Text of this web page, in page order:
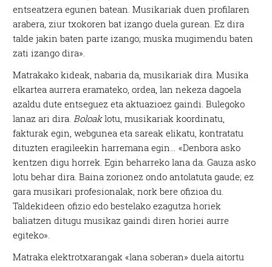
entseatzera egunen batean. Musikariak duen profilaren
arabera, ziur txokoren bat izango duela gurean. Ez dira
talde jakin baten parte izango; muska mugimendu baten
zati izango dira».
Matrakako kideak, nabaria da, musikariak dira. Musika
elkartea aurrera eramateko, ordea, lan nekeza dagoela
azaldu dute entseguez eta aktuazioez gaindi. Bulegoko
lanaz ari dira. Boloaklotu, musikariak koordinatu,
fakturak egin, webgunea eta sareak elikatu, kontratatu
dituzten eragileekin harremana egin… «Denbora asko
kentzen digu horrek. Egin beharreko lana da. Gauza asko
lotu behar dira. Baina zorionez ondo antolatuta gaude; ez
gara musikari profesionalak, nork bere ofizioa du.
Taldekideen ofizio edo bestelako ezagutza horiek
baliatzen ditugu musikaz gaindi diren horiei aurre
egiteko».
Matraka elektrotxarangak «lana soberan» duela aitortu